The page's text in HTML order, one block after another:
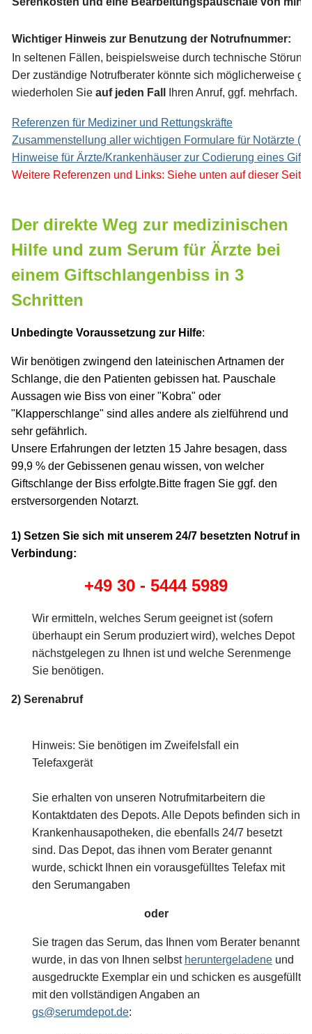
Wichtiger Hinweis zur Benutzung der Notrufnummer:
In seltenen Fällen, beispielsweise durch technische
Der zuständige Notrufberater könnte sich möglicherweise
wiederholen Sie auf jeden Fall Ihren Anruf, ggf. mehrfach.
Referenzen für Mediziner und Rettungskräfte
Zusammenstellung aller wichtigen Formulare für Notärzte
Hinweise für Ärzte/Krankenhäuser zur Codierung eines
Weitere Referenzen und Links: Siehe unten auf
Der direkte Weg zur medizinischen
Hilfe und zum Serum für Ärzte bei
einem Giftschlangenbiss in 3
Schritten
Unbedingte Voraussetzung zur Hilfe:
Wir benötigen zwingend den lateinischen Artnamen der
Schlange, die den Patienten gebissen hat. Pauschale
Aussagen wie Biss von einer "Kobra" oder
"Klapperschlange" sind alles andere als zielführend und
sehr gefährlich.
Unsere Erfahrungen der letzten 15 Jahre besagen, dass
99,9 % der Gebissenen genau wissen, von welcher
Giftschlange der Biss erfolgte.Bitte fragen Sie ggf. den
erstversorgenden Notarzt.
1) Setzen Sie sich mit unserem 24/7 besetzten Notruf in
Verbindung:
+49 30 - 5444 5989
Wir ermitteln, welches Serum geeignet ist (sofern
überhaupt ein Serum produziert wird), welches Depot
nächstgelegen zu Ihnen ist und welche Serenmenge
Sie benötigen.
2) Serenabruf
Hinweis: Sie benötigen im Zweifelsfall ein
Telefaxgerät
Sie erhalten von unseren Notrufmitarbeitern die
Kontaktdaten des Depots. Alle Depots befinden sich in
Krankenhausapotheken, die ebenfalls 24/7 besetzt
sind. Das Depot, das ihnen vom Berater genannt
wurde, schickt Ihnen ein vorausgefülltes Telefax mit
den Serumangaben
oder
Sie tragen das Serum, das Ihnen vom Berater benannt
wurde, in das von Ihnen selbst heruntergeladene und
ausgedruckte Exemplar ein und schicken es ausgefüllt
mit den vollständigen Angaben an
gs@serumdepot.de: